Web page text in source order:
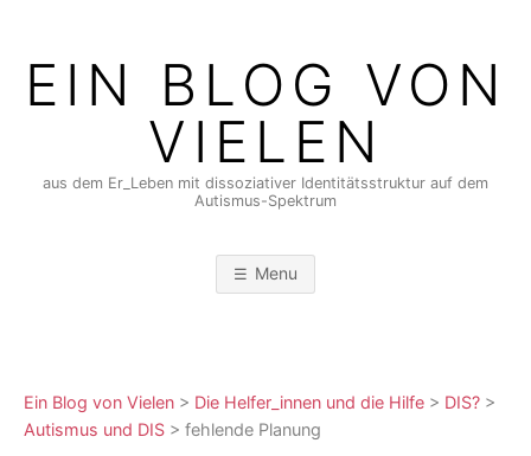
contentEIN BLOG VON
VIELEN
aus dem Er_Leben mit dissoziativer Identitätsstruktur auf dem
Autismus-Spektrum
Menu
Ein Blog von Vielen > Die Helfer_innen und die Hilfe > DIS? >
Autismus und DIS > fehlende Planung